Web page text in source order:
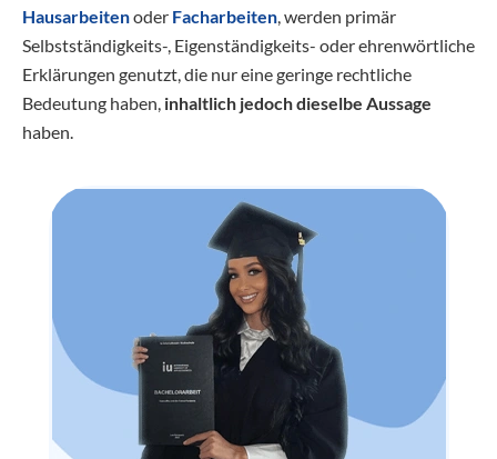
Hausarbeitenoder Facharbeiten, werden primär
Selbstständigkeits-, Eigenständigkeits- oder ehrenwörtliche
Erklärungen genutzt, die nur eine geringe rechtliche
Bedeutung haben, inhaltlich jedoch dieselbe Aussage
haben.